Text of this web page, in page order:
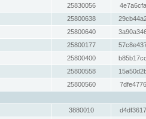
25830056
25800638
25800640
25800177
25800400
25800558
25800560
3880010